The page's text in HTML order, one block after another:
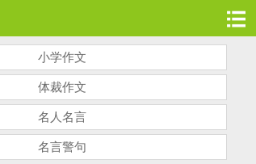
小学作文
体裁作文
名人名言
名言警句